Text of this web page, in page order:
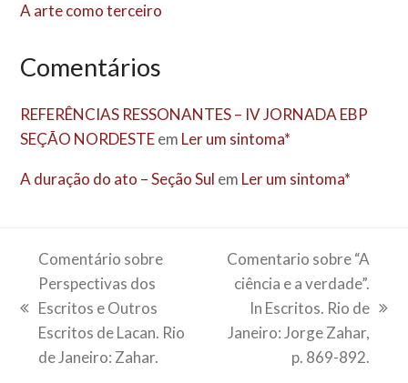
A arte como terceiro
Comentários
REFERÊNCIAS RESSONANTES – IV JORNADA EBP
SEÇÃO NORDESTEem Ler um sintoma*
A duração do ato – Seção Sul em Ler um sintoma*
previous
post:
Comentário sobre
Perspectivas dos
Escritos e Outros
Escritos de Lacan. Rio
de Janeiro: Zahar.
post:
Comentario sobre “A
ciência e a verdade”.
In Escritos. Rio de
Janeiro: Jorge Zahar,
p. 869-892.